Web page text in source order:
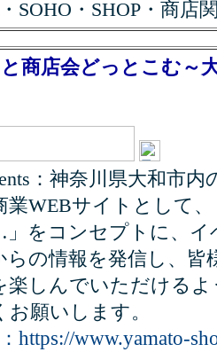
SOHO・SHOP・商店
商店会どっとこむ～
：神奈川県大和市
業WEBサイトとして
をコンセプトに、イ
らの情報を発信し、皆
楽しんでいただける
お願いします。
https://www.yamato-